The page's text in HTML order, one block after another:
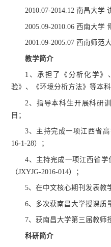
2010.07-2014.12 南昌大学
2005.09-2010.06 西南大学
2001.09-2005.07 西南师范
教学简介
1、承担了《分析化学》
验》、《环境分析方法》等本
2、指导本科生开展科研
目；
3、主持完成一项江西省
16-1-28）；
4、主持完成一项江西省
（JXYJG-2016-014）；
5、在中文核心期刊发表教
6、多次获南昌大学授课质
7、获南昌大学第三届教师
科研简介